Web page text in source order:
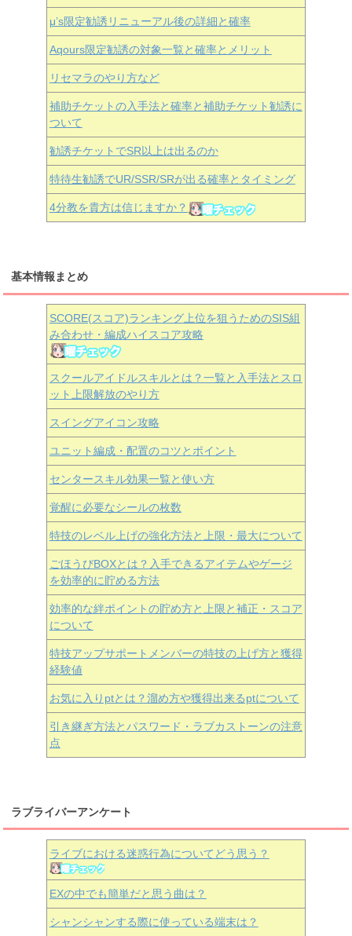
μ’s限定勧誘リニューアル後の詳細と確率
Aqours限定勧誘の対象一覧と確率とメリット
リセマラのやり方など
補助チケットの入手法と確率と補助チケット勧誘に
ついて
勧誘チケットでSR以上は出るのか
特待生勧誘でUR/SSR/SRが出る確率とタイミング
4分教を貴方は信じますか？
基本情報まとめ
SCORE(スコア)ランキング上位を狙うためのSIS組
み合わせ・編成ハイスコア攻略
スクールアイドルスキルとは？一覧と入手法とスロ
ット上限解放のやり方
スイングアイコン攻略
ユニット編成・配置のコツとポイント
センタースキル効果一覧と使い方
覚醒に必要なシールの枚数
特技のレベル上げの強化方法と上限・最大について
ごほうびBOXとは？入手できるアイテムやゲージ
を効率的に貯める方法
効率的な絆ポイントの貯め方と上限と補正・スコア
について
特技アップサポートメンバーの特技の上げ方と獲得
経験値
お気に入りptとは？溜め方や獲得出来るptについて
引き継ぎ方法とパスワード・ラブカストーンの注意
点
ラブライバーアンケート
ライブにおける迷惑行為についてどう思う？
EXの中でも簡単だと思う曲は？
シャンシャンする際に使っている端末は？